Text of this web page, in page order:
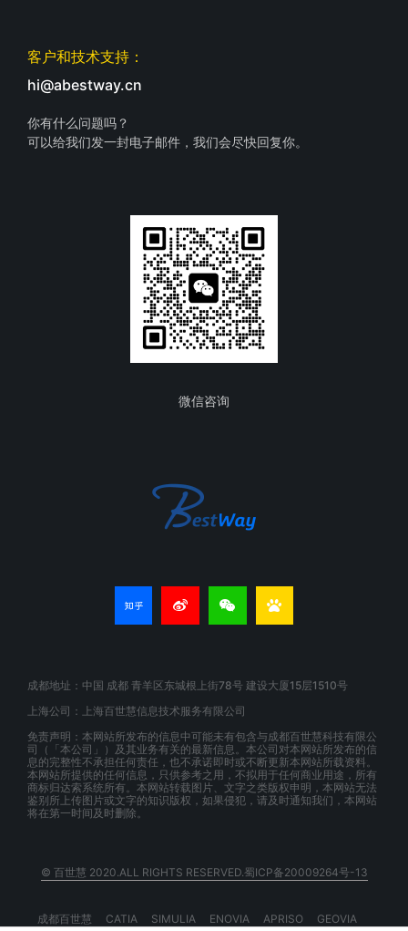
客户和技术支持：
hi@abestway.cn
你有什么问题吗？
可以给我们发一封电子邮件，我们会尽快回复你。
微信咨询
成都地址：中国 成都 青羊区东城根上街78号 建设大厦15层1510号
上海公司：上海百世慧信息技术服务有限公司
免责声明：本网站所发布的信息中可能未有包含与成都百世慧科技有限公
司（「本公司」）及其业务有关的最新信息。本公司对本网站所发布的信
息的完整性不承担任何责任，也不承诺即时或不断更新本网站所载资料。
本网站所提供的任何信息，只供参考之用，不拟用于任何商业用途，所有
商标归达索系统所有。本网站转载图片、文字之类版权申明，本网站无法
鉴别所上传图片或文字的知识版权，如果侵犯，请及时通知我们，本网站
将在第一时间及时删除。
© 百世慧 2020.ALL RIGHTS RESERVED.蜀ICP备20009264号-13
成都百世慧 CATIA SIMULIA ENOVIA APRISO GEOVIA